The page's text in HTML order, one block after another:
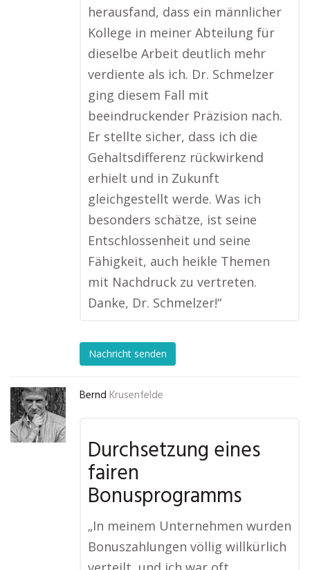
herausfand, dass ein männlicher
Kollege in meiner Abteilung für
dieselbe Arbeit deutlich mehr
verdiente als ich. Dr. Schmelzer
ging diesem Fall mit
beeindruckender Präzision nach.
Er stellte sicher, dass ich die
Gehaltsdifferenz rückwirkend
erhielt und in Zukunft
gleichgestellt werde. Was ich
besonders schätze, ist seine
Entschlossenheit und seine
Fähigkeit, auch heikle Themen
mit Nachdruck zu vertreten.
Danke, Dr. Schmelzer!“
Nachricht senden
Bernd Krusenfelde
Durchsetzung eines
fairen
Bonusprogramms
„In meinem Unternehmen wurden
Bonuszahlungen völlig willkürlich